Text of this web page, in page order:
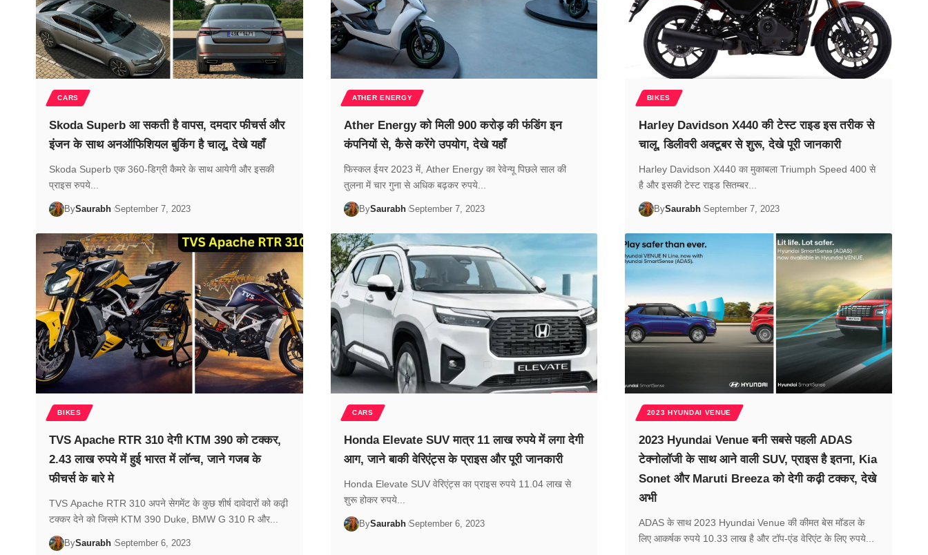
CARS
Skoda Superb आ सकती है वापस, दमदार फीचर्स और
इंजन के साथ अनऑफिशियल बुकिंग है चालू, देखे यहाँ
Skoda Superb एक 360-डिग्री कैमरे के साथ आयेगी और इसकी
प्राइस रुपये...
BySaurabh September 7, 2023
ATHER ENERGY
Ather Energy को मिली 900 करोड़ की फंडिंग इन
कंपनियों से, कैसे करेंगे उपयोग, देखे यहाँ
फिस्कल ईयर 2023 में, Ather Energy का रेवेन्यू पिछले साल की
तुलना में चार गुना से अधिक बढ़कर रुपये...
BySaurabh September 7, 2023
BIKES
Harley Davidson X440 की टेस्ट राइड इस तरीक से
चालू, डिलीवरी अक्टूबर से शुरू, देखे पूरी जानकारी
Harley Davidson X440 का मुकाबला Triumph Speed 400 से
है और इसकी टेस्ट राइड सितम्बर...
BySaurabh September 7, 2023
BIKES
TVS Apache RTR 310 देगी KTM 390 को टक्कर,
2.43 लाख रुपये में हुई भारत में लॉन्च, जाने गजब के
फीचर्स के बारे मे
TVS Apache RTR 310 अपने सेगमेंट के कुछ शीर्ष दावेदारों को कढ़ी
टक्कर देने को जिसमे KTM 390 Duke, BMW G 310 R और...
BySaurabh September 6, 2023
CARS
Honda Elevate SUV मात्र 11 लाख रुपये में लगा देगी
आग, जाने बाकी वेरिएंट्स के प्राइस और पूरी जानकारी
Honda Elevate SUV वेरिएंट्स का प्राइस रुपये 11.04 लाख से
शुरू होकर रुपये...
BySaurabh September 6, 2023
2023 HYUNDAI VENUE
2023 Hyundai Venue बनी सबसे पहली ADAS
टेक्नोलॉजी के साथ आने वाली SUV, प्राइस है इतना, Kia
Sonet और Maruti Breeza को देगी कढ़ी टक्कर, देखे
अभी
ADAS के साथ 2023 Hyundai Venue की कीमत बेस मॉडल के
लिए आकर्षक रुपये 10.33 लाख है और टॉप-एंड वेरिएंट के लिए रुपये...